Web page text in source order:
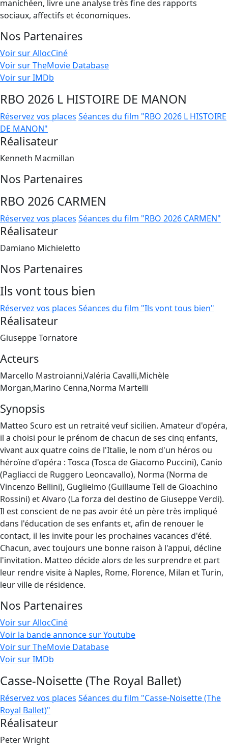
manichéen, livre une analyse très fine des rapports
sociaux, affectifs et économiques.
Nos Partenaires
Voir sur AllocCiné
Voir sur TheMovie Database
Voir sur IMDb
RBO 2026 L HISTOIRE DE MANON
Réservez vos places Séances du film "RBO 2026 L HISTOIRE
DE MANON"
Réalisateur
Kenneth Macmillan
Nos Partenaires
RBO 2026 CARMEN
Réservez vos places Séances du film "RBO 2026 CARMEN"
Réalisateur
Damiano Michieletto
Nos Partenaires
Ils vont tous bien
Réservez vos places Séances du film "Ils vont tous bien"
Réalisateur
Giuseppe Tornatore
Acteurs
Marcello Mastroianni,Valéria Cavalli,Michèle
Morgan,Marino Cenna,Norma Martelli
Synopsis
Matteo Scuro est un retraité veuf sicilien. Amateur d'opéra,
il a choisi pour le prénom de chacun de ses cinq enfants,
vivant aux quatre coins de l'Italie, le nom d'un héros ou
héroïne d'opéra : Tosca (Tosca de Giacomo Puccini), Canio
(Pagliacci de Ruggero Leoncavallo), Norma (Norma de
Vincenzo Bellini), Guglielmo (Guillaume Tell de Gioachino
Rossini) et Alvaro (La forza del destino de Giuseppe Verdi).
Il est conscient de ne pas avoir été un père très impliqué
dans l'éducation de ses enfants et, afin de renouer le
contact, il les invite pour les prochaines vacances d'été.
Chacun, avec toujours une bonne raison à l'appui, décline
l'invitation. Matteo décide alors de les surprendre et part
leur rendre visite à Naples, Rome, Florence, Milan et Turin,
leur ville de résidence.
Nos Partenaires
Voir sur AllocCiné
Voir la bande annonce sur Youtube
Voir sur TheMovie Database
Voir sur IMDb
Casse-Noisette (The Royal Ballet)
Réservez vos places Séances du film "Casse-Noisette (The
Royal Ballet)"
Réalisateur
Peter Wright